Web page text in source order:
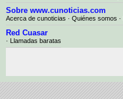
Sobre www.cunoticias.com
Acerca de cunoticias · Quiénes somos ·
Red Cuasar
· Llamadas baratas